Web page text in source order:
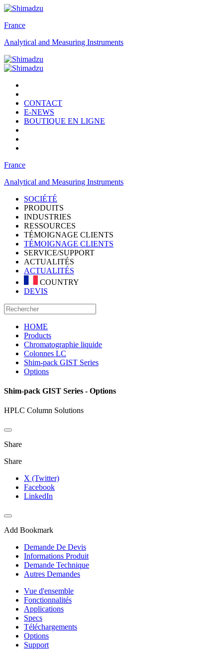
France
Analytical and Measuring Instruments
CONTACT
E-NEWS
BOUTIQUE EN LIGNE
France
Analytical and Measuring Instruments
SOCIÉTÉ
PRODUITS
INDUSTRIES
RESSOURCES
TÉMOIGNAGE CLIENTS
TÉMOIGNAGE CLIENTS
SERVICE/SUPPORT
ACTUALITÉS
ACTUALITÉS
COUNTRY
DEVIS
HOME
Products
Chromatographie liquide
Colonnes LC
Shim-pack GIST Series
Options
Shim-pack GIST Series - Options
HPLC Column Solutions
Share
Share
X (Twitter)
Facebook
LinkedIn
Add Bookmark
Demande De Devis
Informations Produit
Demande Technique
Autres Demandes
Vue d'ensemble
Fonctionnalités
Applications
Specs
Téléchargements
Options
Support